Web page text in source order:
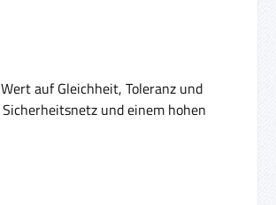
auf Gleichheit, Toleranz und
und einem hohen